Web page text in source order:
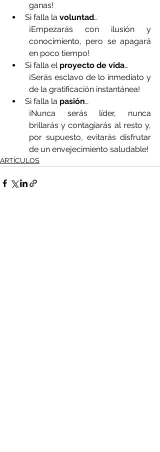
ganas!
Si falla la voluntad…
¡Empezarás con ilusión y
conocimiento, pero se apagará
en poco tiempo!
Si falla el proyecto de vida…
¡Serás esclavo de lo inmediato y
de la gratificación instantánea!
Si falla la pasión…
¡Nunca serás líder, nunca
brillarás y contagiarás al resto y,
por supuesto, evitarás disfrutar
de un envejecimiento saludable!
ARTÍCULOS